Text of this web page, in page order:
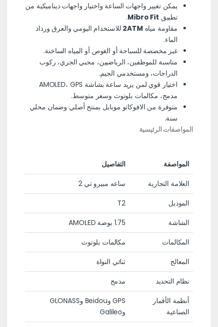
يمكن تغيير واجهات الساعة واختيار واجهات ديناميكية من
تطبيق Mibro Fit
.
مقاومة مياه 2ATM للاستخدام اليومي والعرق ورذاذ
الماء.
غير مخصصة للسباحة أو الغوص أو المياه الساخنة.
مناسبة للموظفين، الرياضيين، محبي الجري، ركوب
الدراجات، ومستخدمي الجيم.
اختيار قوي لمن يريد ساعة بشاشة AMOLED، GPS
مدمج، مكالمات بلوتوث وسعر متوسط.
متوفرة من الافوكاتو موبايل بمنتج أصلي وضمان محلي
سنة.
المواصفات الرئيسية
المواصفة
التفاصيل
العلامة التجارية
ساعه مبيرو تي 2
الموديل
T2
الشاشة
1.75 بوصة AMOLED
المكالمات
مكالمات بلوتوث
المعالج
ثنائي النواة
نظام التحديد
مدمج
أنظمة الأقمار
الصناعية
GPS وBeidou وGLONASS
وGalileo